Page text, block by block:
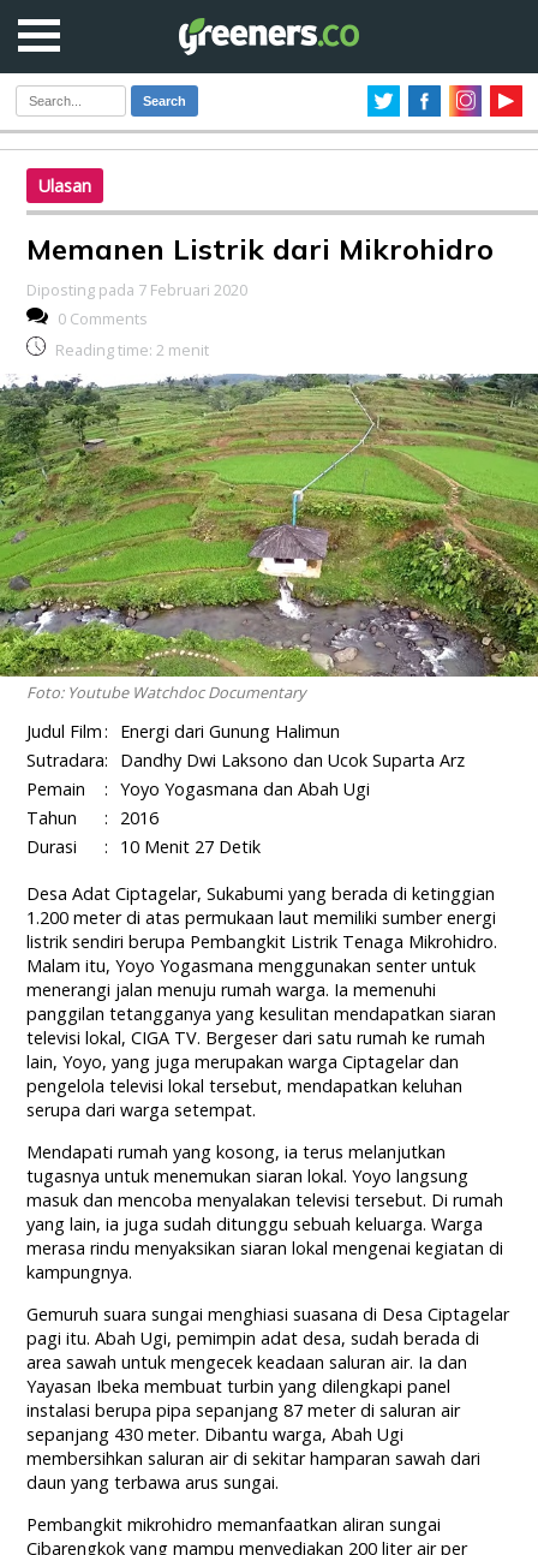
Search
Ulasan
Memanen Listrik dari Mikrohidro
Diposting pada 7 Februari 2020
0 Comments
Reading time: 2 menit
Foto: Youtube Watchdoc Documentary
Judul Film:
Energi dari Gunung Halimun
Sutradara:
Dandhy Dwi Laksono dan Ucok Suparta Arz
Pemain
: Yoyo Yogasmana dan Abah Ugi
Tahun
:
2016
Durasi
: 10 Menit 27 Detik
Desa Adat Ciptagelar, Sukabumi yang berada di ketinggian
1.200 meter di atas permukaan laut memiliki sumber energi
listrik sendiri berupa Pembangkit Listrik Tenaga Mikrohidro.
Malam itu, Yoyo Yogasmana menggunakan senter untuk
menerangi jalan menuju rumah warga. Ia memenuhi
panggilan tetangganya yang kesulitan mendapatkan siaran
televisi lokal, CIGA TV. Bergeser dari satu rumah ke rumah
lain, Yoyo, yang juga merupakan warga Ciptagelar dan
pengelola televisi lokal tersebut, mendapatkan keluhan
serupa dari warga setempat.
Mendapati rumah yang kosong, ia terus melanjutkan
tugasnya untuk menemukan siaran lokal. Yoyo langsung
masuk dan mencoba menyalakan televisi tersebut. Di rumah
yang lain, ia juga sudah ditunggu sebuah keluarga. Warga
merasa rindu menyaksikan siaran lokal mengenai kegiatan di
kampungnya.
Gemuruh suara sungai menghiasi suasana di Desa Ciptagelar
pagi itu. Abah Ugi, pemimpin adat desa, sudah berada di
area sawah untuk mengecek keadaan saluran air. Ia dan
Yayasan Ibeka membuat turbin yang dilengkapi panel
instalasi berupa pipa sepanjang 87 meter di saluran air
sepanjang 430 meter. Dibantu warga, Abah Ugi
membersihkan saluran air di sekitar hamparan sawah dari
daun yang terbawa arus sungai.
Pembangkit mikrohidro memanfaatkan aliran sungai
Cibarengkok yang mampu menyediakan 200 liter air per